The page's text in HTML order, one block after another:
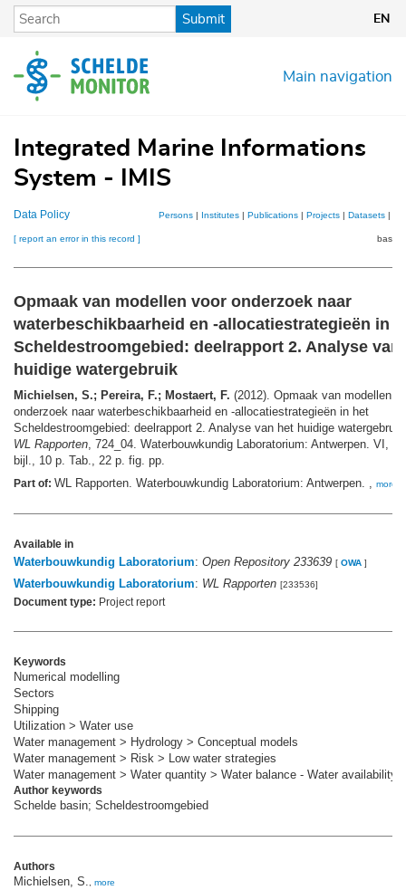
Skip
content
Submit EN
Main navigation
Integrated Marine Informations
System - IMIS
Data Policy Persons | Institutes | Publications | Projects | Datasets |
[ report an error in this record ]
Opmaak van modellen voor onderzoek naar
waterbeschikbaarheid en -allocatiestrategieën in
Scheldestroomgebied: deelrapport 2. Analyse van
huidige watergebruik
Michielsen, S.; Pereira, F.; Mostaert, F. (2012). Opmaak van modellen
onderzoek naar waterbeschikbaarheid en -allocatiestrategieën in het
Scheldestroomgebied: deelrapport 2. Analyse van het huidige
WL Rapporten, 724_04. Waterbouwkundig Laboratorium: Antwerpen. VI,
bijl., 10 p. Tab., 22 p. fig. pp.
Part of: WL Rapporten. Waterbouwkundig Laboratorium: Antwerpen. , more
Available in
Waterbouwkundig Laboratorium: Open Repository 233639 [ OWA ]
Waterbouwkundig Laboratorium: WL Rapporten [233536]
Document type: Project report
Keywords
Numerical modelling
Sectors
Shipping
Utilization > Water use
Water management > Hydrology > Conceptual models
Water management > Risk > Low water strategies
Water management > Water quantity > Water balance - Water availability
Author keywords
Schelde basin; Scheldestroomgebied
Authors
Michielsen, S., more